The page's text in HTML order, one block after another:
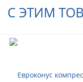
С ЭТИМ